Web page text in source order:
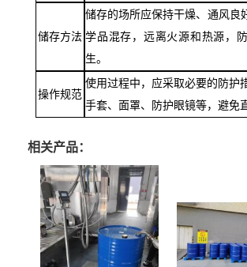
储存方法
储存的场所应保持干燥、通风良
学品混存，远离火源和热源，
生。
操作规范
使用过程中，应采取必要的防护
手套、面罩、防护眼镜等，避免
相关产品：